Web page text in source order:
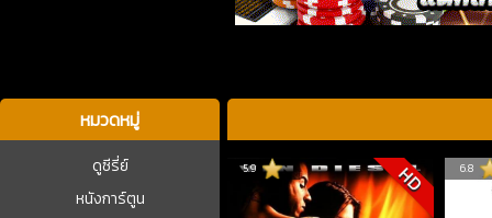
หมวดหมู่
ดูซีรี่ย์
หนังการ์ตูน
5.9 HD 6.8